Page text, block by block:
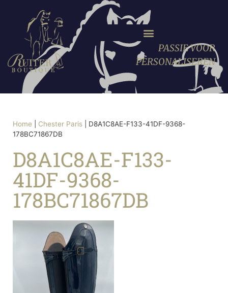
PASSIE VOOR
PERSONALISEREN
Home Chester Paris
D8A1C8AE-F133-41DF-9368-
178BC71867DB
D8A1C8AE-F133-
41DF-9368-
178BC71867DB